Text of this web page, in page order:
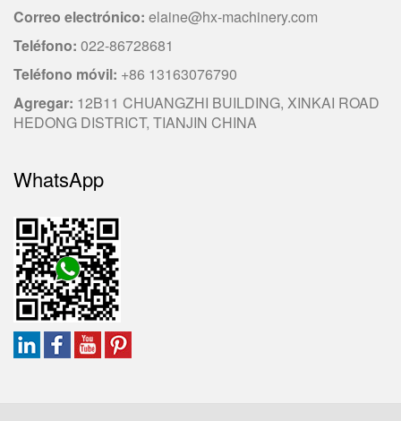
Correo electrónico: elaine@hx-machinery.com
Teléfono: 022-86728681
Teléfono móvil: +86 13163076790
Agregar: 12B11 CHUANGZHI BUILDING, XINKAI ROAD
HEDONG DISTRICT, TIANJIN CHINA
WhatsApp